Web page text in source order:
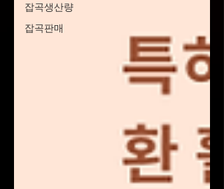
잡곡생산량
잡곡판매